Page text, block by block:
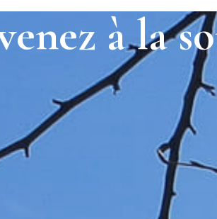
à la